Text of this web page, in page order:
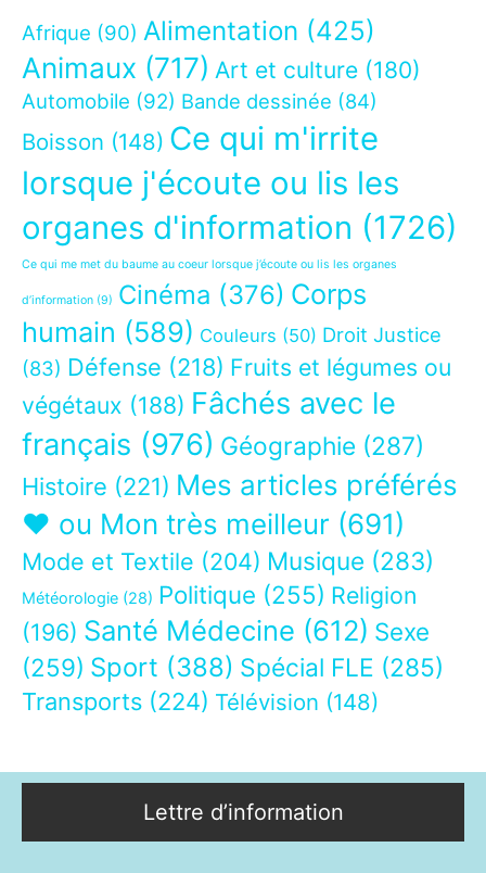
Afrique (90) Alimentation (425)
Animaux (717) Art et culture (180)
Automobile (92) Bande dessinée (84)
Boisson (148) Ce qui m'irrite
lorsque j'écoute ou lis les
organes d'information (1726)
Ce qui me met du baume au coeur lorsque j’écoute ou lis les organes
d’information (9) Cinéma (376) Corps
humain (589) Couleurs (50) Droit Justice
(83) Défense (218) Fruits et légumes ou
végétaux (188) Fâchés avec le
français (976) Géographie (287)
Histoire (221) Mes articles préférés
❤ ou Mon très meilleur (691)
Mode et Textile (204) Musique (283)
Météorologie (28) Politique (255) Religion
(196) Santé Médecine (612) Sexe
(259) Sport (388) Spécial FLE (285)
Transports (224) Télévision (148)
Lettre d’information